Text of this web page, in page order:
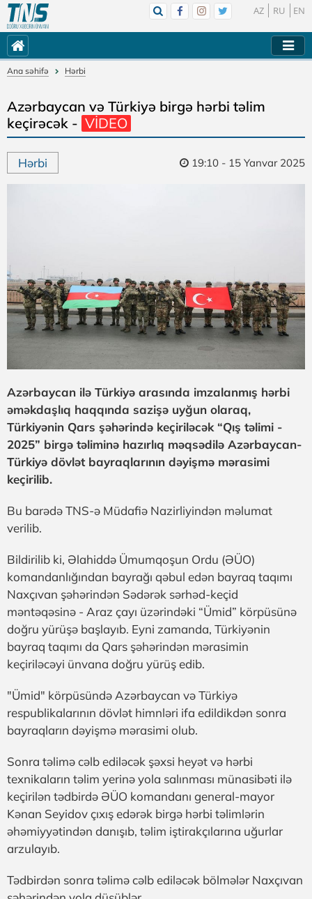
AZ RU EN
Ana səhifə Hərbi
Azərbaycan və Türkiyə birgə hərbi təlim
keçirəcək - VİDEO
Hərbi 19:10 - 15 Yanvar 2025
Azərbaycan ilə Türkiyə arasında imzalanmış hərbi
əməkdaşlıq haqqında sazişə uyğun olaraq,
Türkiyənin Qars şəhərində keçiriləcək “Qış təlimi -
2025” birgə təliminə hazırlıq məqsədilə Azərbaycan-
Türkiyə dövlət bayraqlarının dəyişmə mərasimi
keçirilib.
Bu barədə TNS-ə Müdafiə Nazirliyindən məlumat
verilib.
Bildirilib ki, Əlahiddə Ümumqoşun Ordu (ƏÜO)
komandanlığından bayrağı qəbul edən bayraq taqımı
Naxçıvan şəhərindən Sədərək sərhəd-keçid
məntəqəsinə - Araz çayı üzərindəki “Ümid” körpüsünə
doğru yürüşə başlayıb. Eyni zamanda, Türkiyənin
bayraq taqımı da Qars şəhərindən mərasimin
keçiriləcəyi ünvana doğru yürüş edib.
"Ümid" körpüsündə Azərbaycan və Türkiyə
respublikalarının dövlət himnləri ifa edildikdən sonra
bayraqların dəyişmə mərasimi olub.
Sonra təlimə cəlb ediləcək şəxsi heyət və hərbi
texnikaların təlim yerinə yola salınması münasibəti ilə
keçirilən tədbirdə ƏÜO komandanı general-mayor
Kənan Seyidov çıxış edərək birgə hərbi təlimlərin
əhəmiyyətindən danışıb, təlim iştirakçılarına uğurlar
arzulayıb.
Tədbirdən sonra təlimə cəlb ediləcək bölmələr Naxçıvan